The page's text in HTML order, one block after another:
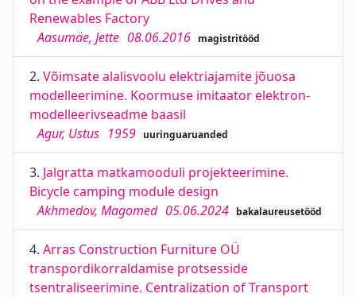
Renewables Factory
Aasumäe, Jette 08.06.2016 magistritööd
2. Võimsate alalisvoolu elektriajamite jõuosa
modelleerimine. Koormuse imitaator elektron-
modelleerivseadme baasil
Agur, Ustus 1959 uuringuaruanded
3. Jalgratta matkamooduli projekteerimine.
Bicycle camping module design
Akhmedov, Magomed 05.06.2024 bakalaureusetööd
4. Arras Construction Furniture OÜ
transpordikorraldamise protsesside
tsentraliseerimine. Centralization of Transport